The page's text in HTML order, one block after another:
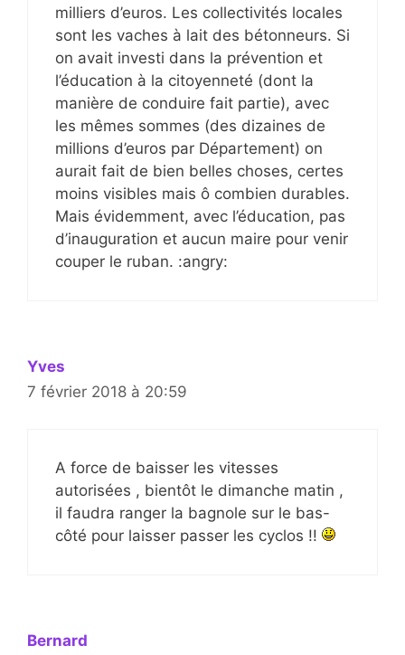
milliers d’euros. Les collectivités locales
sont les vaches à lait des bétonneurs. Si
on avait investi dans la prévention et
l’éducation à la citoyenneté (dont la
manière de conduire fait partie), avec
les mêmes sommes (des dizaines de
millions d’euros par Département) on
aurait fait de bien belles choses, certes
moins visibles mais ô combien durables.
Mais évidemment, avec l’éducation, pas
d’inauguration et aucun maire pour venir
couper le ruban. :angry:
Yves
7 février 2018 à 20:59
A force de baisser les vitesses
autorisées , bientôt le dimanche matin ,
il faudra ranger la bagnole sur le bas-
côté pour laisser passer les cyclos !!
Bernard